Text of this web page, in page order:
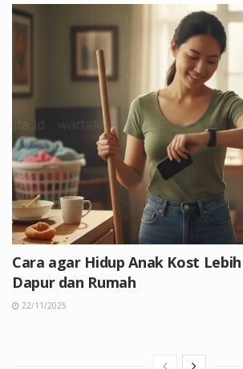
Cara agar Hidup Anak Kost
Dapur dan Rumah
22/11/2025